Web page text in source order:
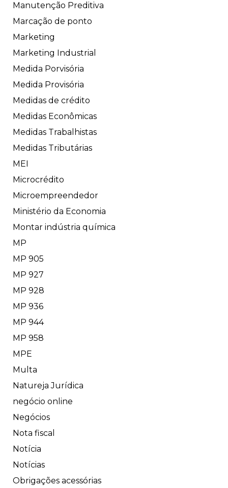
Manutenção Preditiva
Marcação de ponto
Marketing
Marketing Industrial
Medida Porvisória
Medida Provisória
Medidas de crédito
Medidas Econômicas
Medidas Trabalhistas
Medidas Tributárias
MEI
Microcrédito
Microempreendedor
Ministério da Economia
Montar indústria química
MP
MP 905
MP 927
MP 928
MP 936
MP 944
MP 958
MPE
Multa
Natureja Jurídica
negócio online
Negócios
Nota fiscal
Notícia
Notícias
Obrigações acessórias